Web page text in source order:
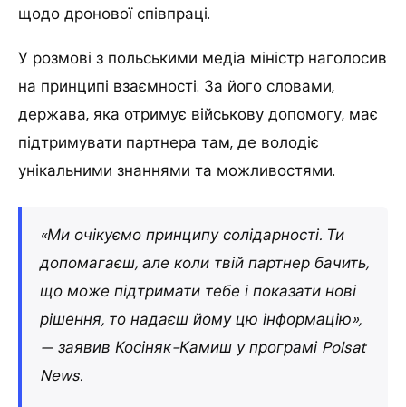
щодо дронової співпраці.
У розмові з польськими медіа міністр наголосив
на принципі взаємності. За його словами,
держава, яка отримує військову допомогу, має
підтримувати партнера там, де володіє
унікальними знаннями та можливостями.
«Ми очікуємо принципу солідарності. Ти
допомагаєш, але коли твій партнер бачить,
що може підтримати тебе і показати нові
рішення, то надаєш йому цю інформацію»,
— заявив Косіняк-Камиш у програмі Polsat
News.